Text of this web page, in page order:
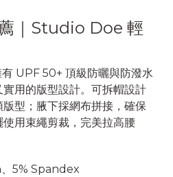
｜Studio Doe 輕
UPF 50+ 頂級防曬與防潑水
用的版型設計。可拆帽設計
型；腋下採網布拼接，確保
用束繩剪裁，完美拉高腰
5% Spandex